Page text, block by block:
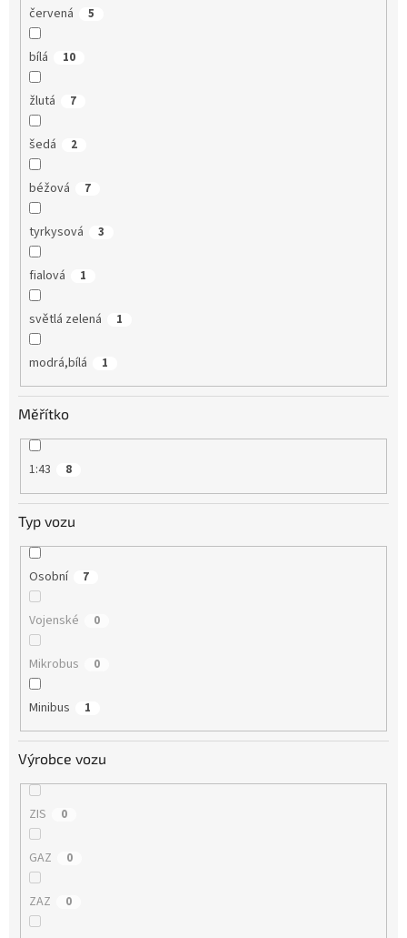
červená 5
bílá 10
žlutá 7
šedá 2
béžová 7
tyrkysová 3
fialová 1
světlá zelená 1
modrá,bílá 1
Měřítko
1:43 8
Typ vozu
Osobní 7
Vojenské 0
Mikrobus 0
Minibus 1
Výrobce vozu
ZIS 0
GAZ 0
ZAZ 0